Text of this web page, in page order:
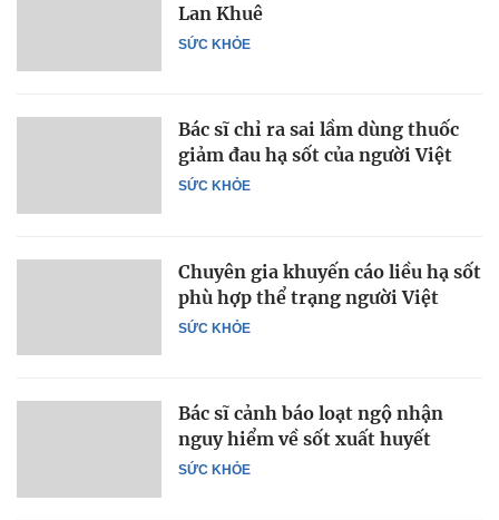
SỨC KHỎE
Lan Khuê
SỨC KHỎE
Bác sĩ chỉ ra sai lầm dùng thuốc
giảm đau hạ sốt của người Việt
SỨC KHỎE
Chuyên gia khuyến cáo liều hạ sốt
phù hợp thể trạng người Việt
SỨC KHỎE
Bác sĩ cảnh báo loạt ngộ nhận
nguy hiểm về sốt xuất huyết